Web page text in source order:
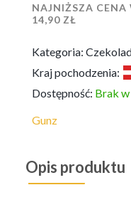
NAJNIŻSZA
14,90 ZŁ
Kategoria:
Kraj pochodzenia:
Dostępność: Brak
Gunz
Opis produktu